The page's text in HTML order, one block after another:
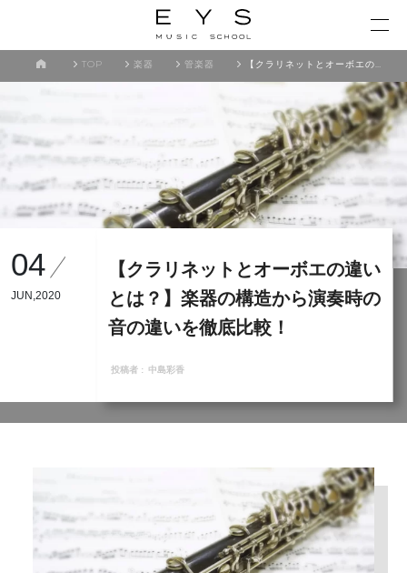
TOP 楽器 管楽器 【クラリネットとオーボエの違いとは？】楽器の構造から演奏時の音の違いを徹底比較！
04
JUN,2020
【クラリネットとオーボエの違い
とは？】楽器の構造から演奏時の
音の違いを徹底比較！
投稿者 : 中島彩香